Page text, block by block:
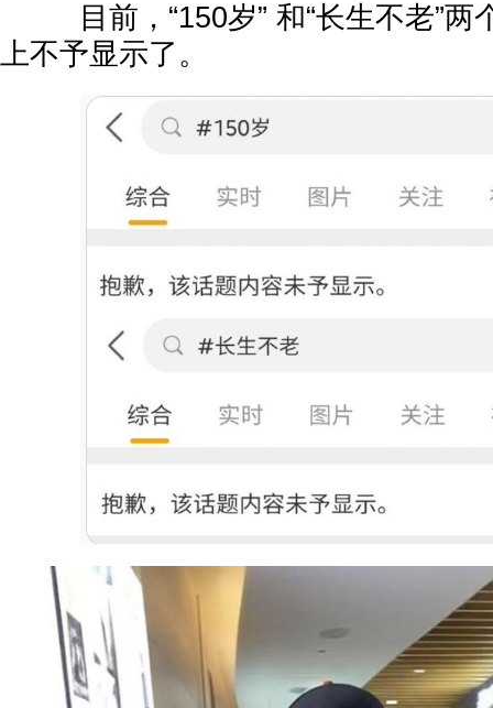
目前，“150岁” 和“长生不老”两
上不予显示了。